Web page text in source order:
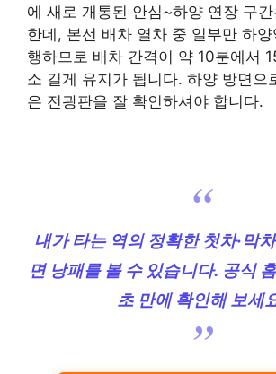
에 새로 개통된 안심~하양 연장 구
한데, 본선 배차 열차 중 일부만 하
행하므로 배차 간격이 약 10분에서
소 길게 유지가 됩니다. 하양 방면으
은 전광판을 잘 확인하셔야 합니다.
내가 타는 역의 정확한 첫차·막
면 낭패를 볼 수 있습니다. 공식
초 만에 확인해 보세